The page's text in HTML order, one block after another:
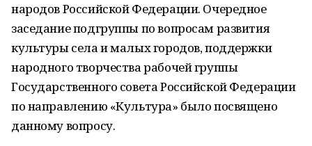
народов Российской Федерации. Очередное
заседание подгруппы по вопросам развития
культуры села и малых городов, поддержки
народного творчества рабочей группы
Государственного совета Российской Федерации
по направлению «Культура» было посвящено
данному вопросу.